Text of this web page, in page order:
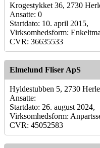
Krogestykket 36, 2730
Ansatte: 0
Startdato: 10. april 2015,
Virksomhedsform:
CVR: 36635533
Elmelund Fliser ApS
Hyldestubben 5, 2730
Ansatte:
Startdato: 26. august 2024,
Virksomhedsform:
CVR: 45052583